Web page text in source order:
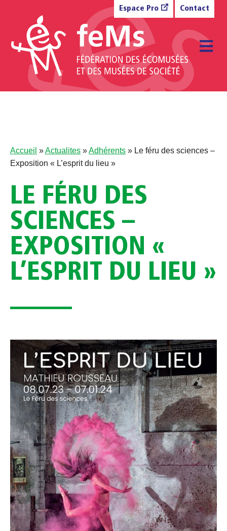
Espace Pro Contact
Accueil »Actualites »Adhérents » Le féru des sciences –
Exposition « L’esprit du lieu »
LE FÉRU DES
SCIENCES –
EXPOSITION «
L’ESPRIT DU LIEU »